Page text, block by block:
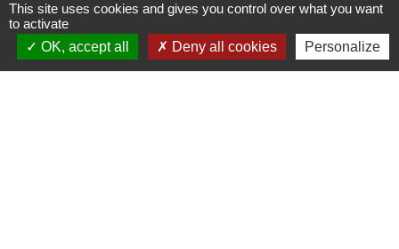
Contactez-nous
This site uses cookies and gives you control over what you want
to activate
OK, accept all
Deny all cookies Personalize